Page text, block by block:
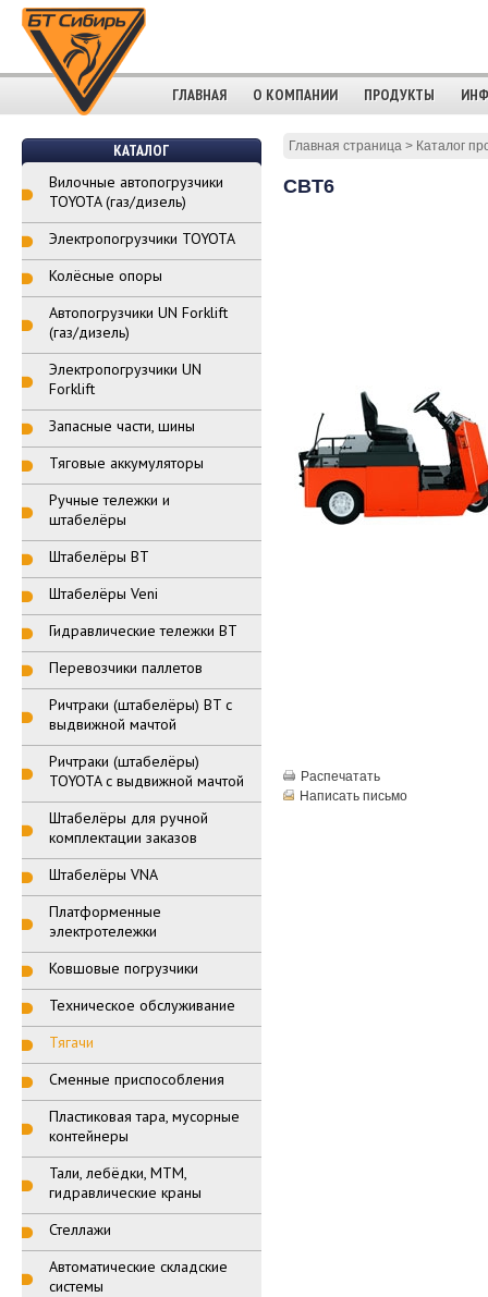
ГЛАВНАЯ О КОМПАНИИ ПРОДУКТЫ
КАТАЛОГ
Вилочные автопогрузчики
TOYOTA (газ/дизель)
Электропогрузчики TOYOTA
Колёсные опоры
Автопогрузчики UN Forklift
(газ/дизель)
Электропогрузчики UN
Forklift
Запасные части, шины
Тяговые аккумуляторы
Ручные тележки и
штабелёры
Штабелёры BT
Штабелёры Veni
Гидравлические тележки BT
Перевозчики паллетов
Ричтраки (штабелёры) BT с
выдвижной мачтой
Ричтраки (штабелёры)
TOYOTA с выдвижной мачтой
Штабелёры для ручной
комплектации заказов
Штабелёры VNA
Платформенные
электротележки
Ковшовые погрузчики
Техническое обслуживание
Тягачи
Сменные приспособления
Пластиковая тара, мусорные
контейнеры
Тали, лебёдки, МТМ,
гидравлические краны
Стеллажи
Автоматические складские
системы
Главная страница> Каталог
CBT6
Распечатать
Написать письмо